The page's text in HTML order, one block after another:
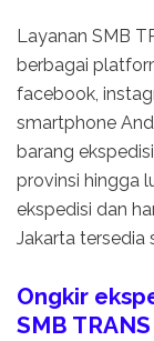
Layanan SMB
berbagai
facebook,
smartphone
barang
provinsi hingga
ekspedisi dan
Jakarta tersedia
Ongkir
SMB